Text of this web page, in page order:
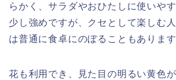
らかく、サラダやおひたしに使いや
少し強めですが、クセとして楽しむ
は普通に食卓にのぼることもあります
花も利用でき、見た目の明るい黄色